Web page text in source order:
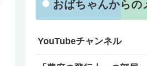
おばちゃんからの
YouTubeチャンネル